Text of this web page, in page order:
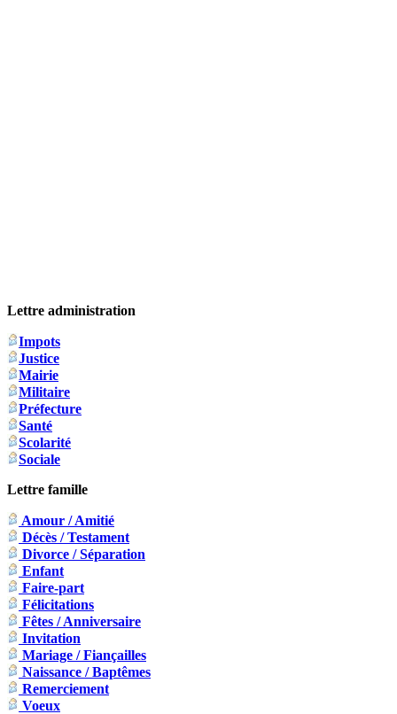
Lettre administration
Impots
Justice
Mairie
Militaire
Préfecture
Santé
Scolarité
Sociale
Lettre famille
Amour / Amitié
Décès / Testament
Divorce / Séparation
Enfant
Faire-part
Félicitations
Fêtes / Anniversaire
Invitation
Mariage / Fiançailles
Naissance / Baptêmes
Remerciement
Voeux